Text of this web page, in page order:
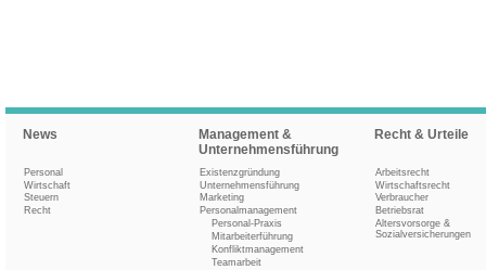
News
Personal
Wirtschaft
Steuern
Recht
Management &
Unternehmensführung
Existenzgründung
Unternehmensführung
Marketing
Personalmanagement
Personal-Praxis
Mitarbeiterführung
Konfliktmanagement
Teamarbeit
Recht & Urteile
Arbeitsrecht
Wirtschaftsrecht
Verbraucher
Betriebsrat
Altersvorsorge &
Sozialversicherungen